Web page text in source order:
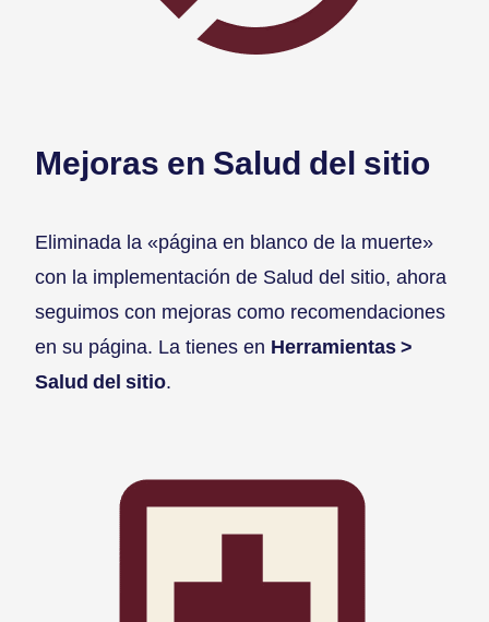
Mejoras en Salud del sitio
Eliminada la «página en blanco de la muerte»
con la implementación de Salud del sitio, ahora
seguimos con mejoras como recomendaciones
en su página. La tienes en Herramientas >
Salud del sitio.